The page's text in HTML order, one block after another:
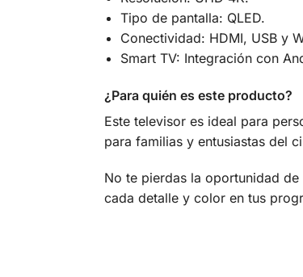
Tipo de pantalla: QLED.
Conectividad: HDMI, USB y
Smart TV: Integración con
¿Para quién es este producto?
Este televisor es ideal para
para familias y entusiastas del
No te pierdas la oportunidad
cada detalle y color en tus